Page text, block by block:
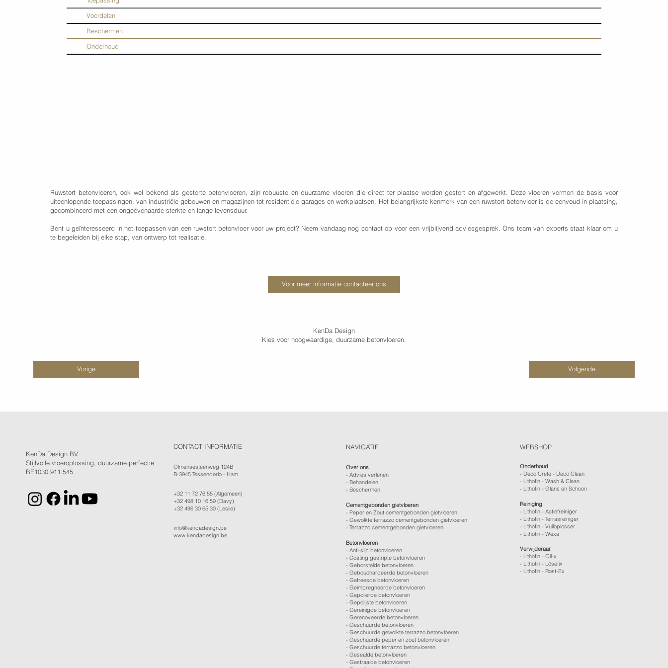
Voordelen
Beschermen
Onderhoud
Ruwstort betonvloeren, ook wel bekend als gestorte betonvloeren, zijn robuuste en duurzame vloeren die direct ter plaatse worden gestort en afgewerkt. Deze vloeren vormen de basis voor
uiteenlopende toepassingen, van industriële gebouwen en magazijnen tot residentiële garages en werkplaatsen. Het belangrijkste kenmerk van een ruwstort betonvloer is de eenvoud in plaatsing,
gecombineerd met een ongeëvenaarde sterkte en lange levensduur.
Bent u geïnteresseerd in het toepassen van een ruwstort betonvloer voor uw project? Neem vandaag nog contact op voor een vrijblijvend adviesgesprek. Ons team van experts staat klaar om u
te begeleiden bij elke stap, van ontwerp tot realisatie.
Voor meer informatie contacteer ons
KenDa Design
Kies voor hoogwaardige, duurzame betonvloeren.
Vorige Volgende
KenDa Design BV.
Stijlvolle vloeroplossing, duurzame perfectie
BE1030.911.545
CONTACT INFORMATIE
Olmensesteenweg 124B
B-3945 Tessenderlo - Ham
+32 11 72 76 55 (Algemeen)
+32 498 10 16 59 (Davy)
+32 496 30 65 30 (Leslie)
info@kendadesign.be
www.kendadesign.be
NAVIGATIE
Over ons
-Advies verlenen
- Behandelen
- Beschermen
Cementgebonden gietvloeren
- Peper en Zout cementgebonden gietvloeren
- Gewolkte terrazzo cementgebonden gietvloeren
- Terrazzo cementgebonden gietvloeren
Betonvloeren
-Anti-slip betonvloeren
-Coating gestripte betonvloeren
-Geborstelde betonvloeren
-Gebouchardeerde betonvloeren
-Gefreesde betonvloeren
-Geïmpregneerde betonvloeren
-Gepolierde betonvloeren
-Gepolijste betonvloeren
- Gereinigde betonvloeren
-Gerenoveerde betonvloeren
-Geschuurde betonvloeren
-Geschuurde gewolkte terrazzo betonvloeren
-Geschuurde peper en zout betonvloeren
-Geschuurde terrazzo betonvloeren
-Gesealde betonvloeren
-Gestraalde betonvloeren
WEBSHOP
Onderhoud
- Deco Crete - Deco Clean
- Lithofin - Wash & Clean
- Lithofin - Glans en Schoon
Reiniging
- Lithofin - Actiefreiniger
- Lithofin - Terrasreiniger
- Lithofin - Vuiloplosser
- Lithofin - Wexa
Verwijderaar
- Lithofin - Oil-x
- Lithofin - Lösefix
- Lithofin - Rost-Ex